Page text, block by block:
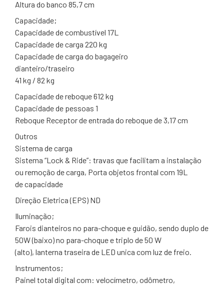
Altura do banco 85,7 cm
Capacidade;
Capacidade de combustível 17L
Capacidade de carga 220 kg
Capacidade de carga do bagageiro
dianteiro/traseiro
41 kg / 82 kg
Capacidade de reboque 612 kg
Capacidade de pessoas 1
Reboque Receptor de entrada do reboque de 3,17 cm
Outros
Sistema de carga
Sistema “Lock & Ride”: travas que facilitam a instalação
ou remoção de carga, Porta objetos frontal com 19L
de capacidade
Direção Eletrica (EPS) ND
Iluminação;
Farois dianteiros no para-choque e guidão, sendo duplo de
50W (baixo) no para-choque e triplo de 50 W
(alto), lanterna traseira de LED unica com luz de freio.
Instrumentos;
Painel total digital com: velocímetro, odômetro,